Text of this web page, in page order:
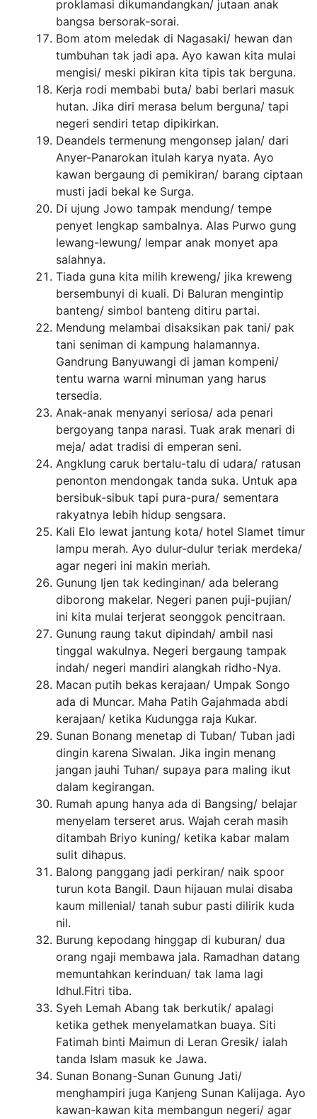
proklamasi dikumandangkan/ jutaan anak
bangsa bersorak-sorai.
Bom atom meledak di Nagasaki/ hewan dan
tumbuhan tak jadi apa. Ayo kawan kita mulai
mengisi/ meski pikiran kita tipis tak berguna.
Kerja rodi membabi buta/ babi berlari masuk
hutan. Jika diri merasa belum berguna/ tapi
negeri sendiri tetap dipikirkan.
Deandels termenung mengonsep jalan/ dari
Anyer-Panarokan itulah karya nyata. Ayo
kawan bergaung di pemikiran/ barang ciptaan
musti jadi bekal ke Surga.
Di ujung Jowo tampak mendung/ tempe
penyet lengkap sambalnya. Alas Purwo gung
lewang-lewung/ lempar anak monyet apa
salahnya.
Tiada guna kita milih kreweng/ jika kreweng
bersembunyi di kuali. Di Baluran mengintip
banteng/ simbol banteng ditiru partai.
Mendung melambai disaksikan pak tani/ pak
tani seniman di kampung halamannya.
Gandrung Banyuwangi di jaman kompeni/
tentu warna warni minuman yang harus
tersedia.
Anak-anak menyanyi seriosa/ ada penari
bergoyang tanpa narasi. Tuak arak menari di
meja/ adat tradisi di emperan seni.
Angklung caruk bertalu-talu di udara/ ratusan
penonton mendongak tanda suka. Untuk apa
bersibuk-sibuk tapi pura-pura/ sementara
rakyatnya lebih hidup sengsara.
Kali Elo lewat jantung kota/ hotel Slamet timur
lampu merah. Ayo dulur-dulur teriak merdeka/
agar negeri ini makin meriah.
Gunung Ijen tak kedinginan/ ada belerang
diborong makelar. Negeri panen puji-pujian/
ini kita mulai terjerat seonggok pencitraan.
Gunung raung takut dipindah/ ambil nasi
tinggal wakulnya. Negeri bergaung tampak
indah/ negeri mandiri alangkah ridho-Nya.
Macan putih bekas kerajaan/ Umpak Songo
ada di Muncar. Maha Patih Gajahmada abdi
kerajaan/ ketika Kudungga raja Kukar.
Sunan Bonang menetap di Tuban/ Tuban jadi
dingin karena Siwalan. Jika ingin menang
jangan jauhi Tuhan/ supaya para maling ikut
dalam kegirangan.
Rumah apung hanya ada di Bangsing/ belajar
menyelam terseret arus. Wajah cerah masih
ditambah Briyo kuning/ ketika kabar malam
sulit dihapus.
Balong panggang jadi perkiran/ naik spoor
turun kota Bangil. Daun hijauan mulai disaba
kaum millenial/ tanah subur pasti dilirik kuda
nil.
Burung kepodang hinggap di kuburan/ dua
orang ngaji membawa jala. Ramadhan datang
memuntahkan kerinduan/ tak lama lagi
Idhul.Fitri tiba.
Syeh Lemah Abang tak berkutik/ apalagi
ketika gethek menyelamatkan buaya. Siti
Fatimah binti Maimun di Leran Gresik/ ialah
tanda Islam masuk ke Jawa.
Sunan Bonang-Sunan Gunung Jati/
menghampiri juga Kanjeng Sunan Kalijaga. Ayo
kawan-kawan kita membangun negeri/ agar